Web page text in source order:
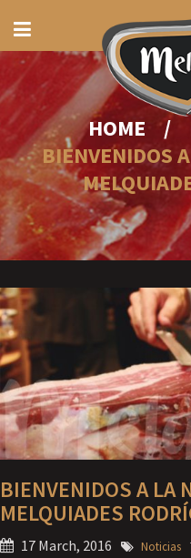
HOME /
BIENVENIDOS
BIENVENIDOS A LA
MELQUIADES
17 March, 2016 Noticias